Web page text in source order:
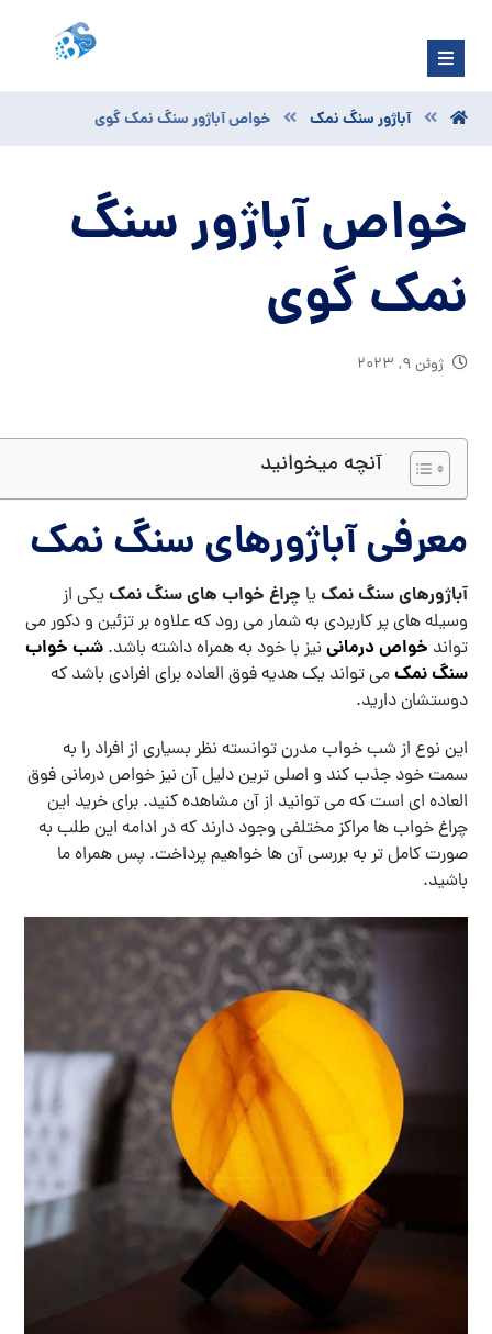
آباژور سنگ نمک خواص آباژور سنگ نمک گوی
خواص آباژور سنگ
نمک گوی
ژوئن ۹, ۲۰۲۳
آنچه میخوانید
معرفی آباژورهای سنگ نمک
آباژورهای سنگ نمکیا چراغ خواب های سنگ نمکیکی از
وسیله های پر کاربردی به شمار می رود که علاوه بر تزئین و دکور می
تواند خواص درمانی نیز با خود به همراه داشته باشد.شب خواب
سنگ نمکمی تواند یک هدیه فوق العاده برای افرادی باشد که
دوستشان دارید.
این نوع از شب خواب مدرن توانسته نظر بسیاری از افراد را به
سمت خود جذب کند و اصلی ترین دلیل آن نیز خواص درمانی فوق
العاده ای است که می توانید از آن مشاهده کنید. برای خرید این
چراغ خواب ها مراکز مختلفی وجود دارند که در ادامه این طلب به
صورت کامل تر به بررسی آن ها خواهیم پرداخت. پس همراه ما
باشید.